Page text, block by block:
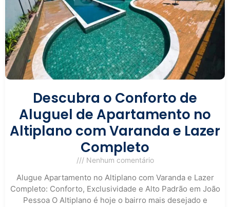
Descubra o Conforto de
Aluguel de Apartamento no
Altiplano com Varanda e Lazer
Completo
Nenhum comentário
Alugue Apartamento no Altiplano com Varanda e Lazer
Completo: Conforto, Exclusividade e Alto Padrão em João
Pessoa O Altiplano é hoje o bairro mais desejado e